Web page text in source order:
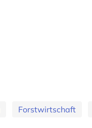
Forstwirtschaft